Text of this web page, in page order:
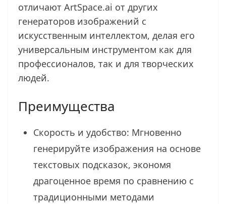
отличают ArtSpace.ai от других
генераторов изображений с
искусственным интеллектом, делая его
универсальным инструментом как для
профессионалов, так и для творческих
людей.
Преимущества
Скорость и удобство: Мгновенно
генерируйте изображения на основе
текстовых подсказок, экономя
драгоценное время по сравнению с
традиционными методами